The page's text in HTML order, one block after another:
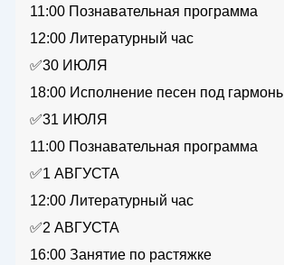
11:00 Познавательная программа
12:00 Литературный час
✅30 ИЮЛЯ
18:00 Исполнение песен под гармонь
✅31 ИЮЛЯ
11:00 Познавательная программа
✅1 АВГУСТА
12:00 Литературный час
✅2 АВГУСТА
16:00 Занятие по растяжке